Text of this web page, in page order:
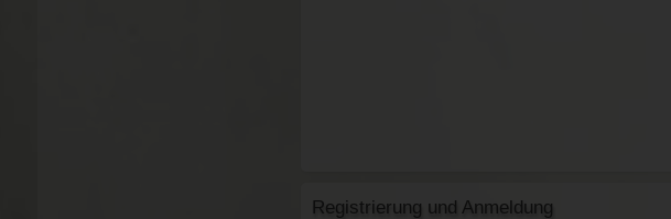
Registrierung und Anmeldung